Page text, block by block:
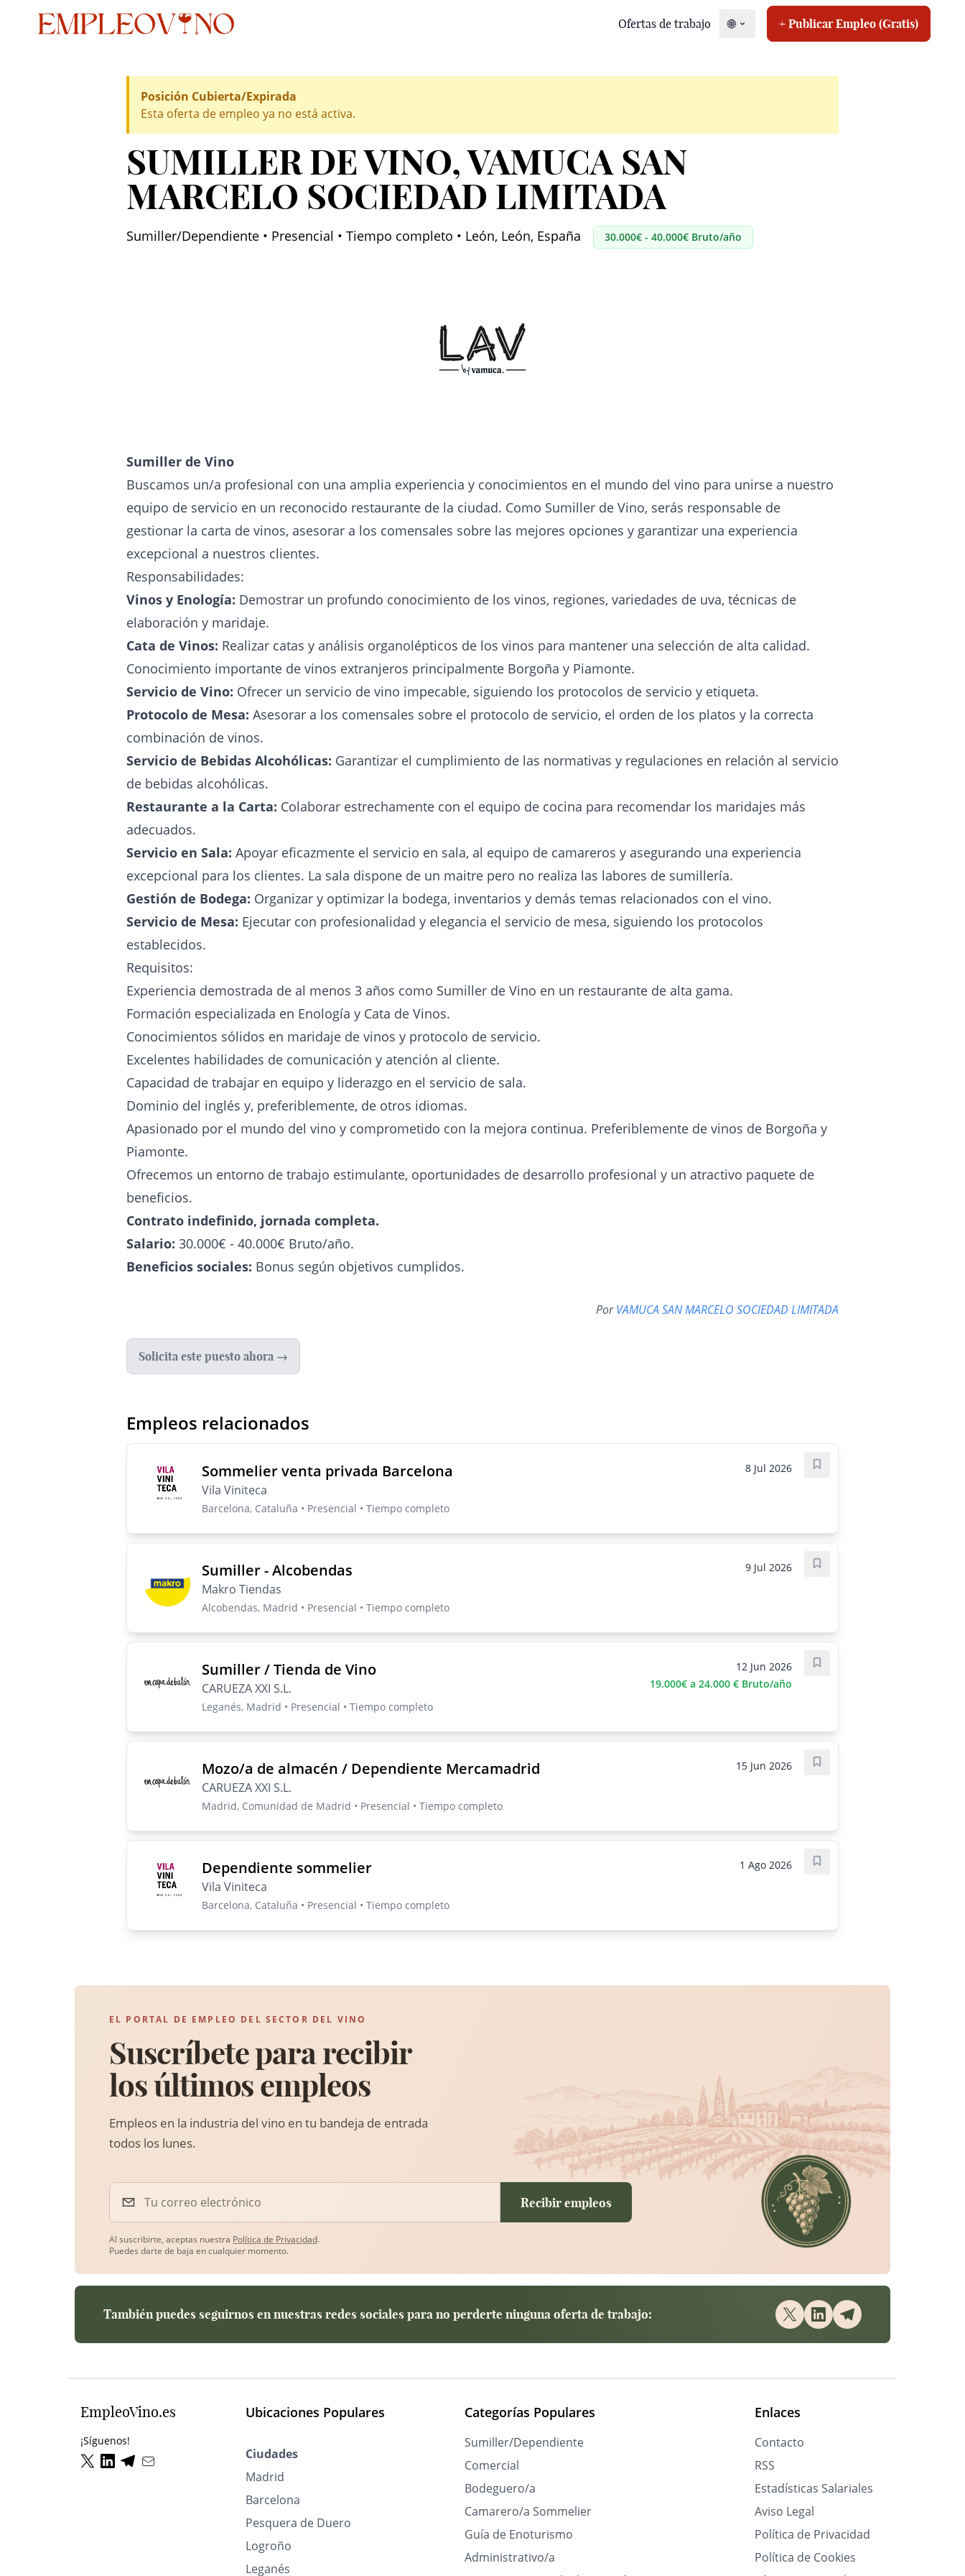
Ofertas de trabajo 🌐 + Publicar Empleo (Gratis)
Posición Cubierta/Expirada
Esta oferta de empleo ya no está activa.
SUMILLER DE VINO, VAMUCA SAN
MARCELO SOCIEDAD LIMITADA
Sumiller/Dependiente • Presencial • Tiempo completo • León, León, España 30.000€ - 40.000€ Bruto/año
Sumiller de Vino
Buscamos un/a profesional con una amplia experiencia y conocimientos en el mundo del vino para unirse a nuestro
equipo de servicio en un reconocido restaurante de la ciudad. Como Sumiller de Vino, serás responsable de
gestionar la carta de vinos, asesorar a los comensales sobre las mejores opciones y garantizar una experiencia
excepcional a nuestros clientes.
Responsabilidades:
Vinos y Enología: Demostrar un profundo conocimiento de los vinos, regiones, variedades de uva, técnicas de
elaboración y maridaje.
Cata de Vinos: Realizar catas y análisis organolépticos de los vinos para mantener una selección de alta calidad.
Conocimiento importante de vinos extranjeros principalmente Borgoña y Piamonte.
Servicio de Vino: Ofrecer un servicio de vino impecable, siguiendo los protocolos de servicio y etiqueta.
Protocolo de Mesa: Asesorar a los comensales sobre el protocolo de servicio, el orden de los platos y la correcta
combinación de vinos.
Servicio de Bebidas Alcohólicas: Garantizar el cumplimiento de las normativas y regulaciones en relación al servicio
de bebidas alcohólicas.
Restaurante a la Carta: Colaborar estrechamente con el equipo de cocina para recomendar los maridajes más
adecuados.
Servicio en Sala: Apoyar eficazmente el servicio en sala, al equipo de camareros y asegurando una experiencia
excepcional para los clientes. La sala dispone de un maitre pero no realiza las labores de sumillería.
Gestión de Bodega: Organizar y optimizar la bodega, inventarios y demás temas relacionados con el vino.
Servicio de Mesa: Ejecutar con profesionalidad y elegancia el servicio de mesa, siguiendo los protocolos
establecidos.
Requisitos:
Experiencia demostrada de al menos 3 años como Sumiller de Vino en un restaurante de alta gama.
Formación especializada en Enología y Cata de Vinos.
Conocimientos sólidos en maridaje de vinos y protocolo de servicio.
Excelentes habilidades de comunicación y atención al cliente.
Capacidad de trabajar en equipo y liderazgo en el servicio de sala.
Dominio del inglés y, preferiblemente, de otros idiomas.
Apasionado por el mundo del vino y comprometido con la mejora continua. Preferiblemente de vinos de Borgoña y
Piamonte.
Ofrecemos un entorno de trabajo estimulante, oportunidades de desarrollo profesional y un atractivo paquete de
beneficios.
Contrato indefinido, jornada completa.
Salario: 30.000€ - 40.000€ Bruto/año.
Beneficios sociales: Bonus según objetivos cumplidos.
PorVAMUCA SAN MARCELO SOCIEDAD LIMITADA
Solicita este puesto ahora →
Empleos relacionados
Sommelier venta privada Barcelona
Vila Viniteca
Barcelona, Cataluña • Presencial • Tiempo completo
8 Jul 2026 Guardar oferta
Sumiller - Alcobendas
Makro Tiendas
Alcobendas, Madrid • Presencial • Tiempo completo
9 Jul 2026 Guardar oferta
Sumiller / Tienda de Vino
CARUEZA XXI S.L.
Leganés, Madrid • Presencial • Tiempo completo
12 Jun 2026
19.000€ a 24.000 € Bruto/año
Guardar oferta
Mozo/a de almacén / Dependiente Mercamadrid
CARUEZA XXI S.L.
Madrid, Comunidad de Madrid • Presencial • Tiempo completo
15 Jun 2026 Guardar oferta
Dependiente sommelier
Vila Viniteca
Barcelona, Cataluña • Presencial • Tiempo completo
1 Ago 2026 Guardar oferta
EL PORTAL DE EMPLEO DEL SECTOR DEL VINO
Suscríbete para recibir
los últimos empleos
Empleos en la industria del vino en tu bandeja de entrada
todos los lunes.
Tu correo electrónico Recibir empleos
Al suscribirte, aceptas nuestra Política de Privacidad.
Puedes darte de baja en cualquier momento.
También puedes seguirnos en nuestras redes sociales para no perderte ninguna oferta de trabajo:
EmpleoVino.es
¡Síguenos!
Ubicaciones Populares
Ciudades
Madrid
Barcelona
Pesquera de Duero
Logroño
Leganés
Categorías Populares
Sumiller/Dependiente
Comercial
Bodeguero/a
Camarero/a Sommelier
Guía de Enoturismo
Administrativo/a
Enlaces
Contacto
RSS
Estadísticas Salariales
Aviso Legal
Política de Privacidad
Política de Cookies